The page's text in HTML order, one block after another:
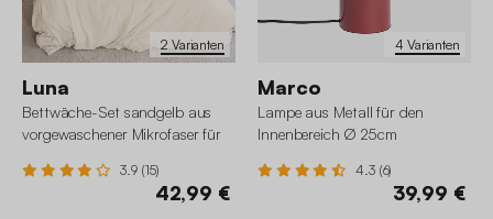
2 Varianten
Luna
Bettwäche-Set sandgelb aus
vorgewaschener Mikrofaser für
3.9 (15)
42,99 €
4 Varianten
Marco
Lampe aus Metall für den
Innenbereich Ø 25cm
4.3 (6)
39,99 €